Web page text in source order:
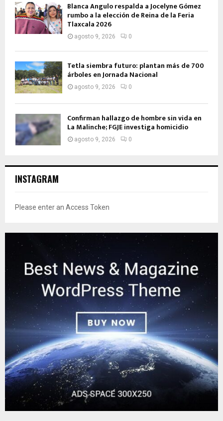
Blanca Angulo respalda a Jocelyne Gómez
rumbo a la elección de Reina de la Feria
Tlaxcala 2026
agosto 9, 2026 0
Tetla siembra futuro: plantan más de 700
árboles en Jornada Nacional
agosto 9, 2026 0
Confirman hallazgo de hombre sin vida en
La Malinche; FGJE investiga homicidio
agosto 9, 2026 0
INSTAGRAM
Please enter an Access Token